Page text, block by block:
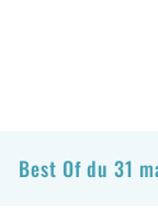
Best Of du 31